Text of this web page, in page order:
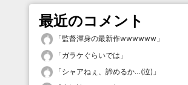
最近のコメント
「監督渾身の最新作wwwwww 」
「ガラケぐらいでは 」
「シャアねぇ、諦めるか…(泣) 」